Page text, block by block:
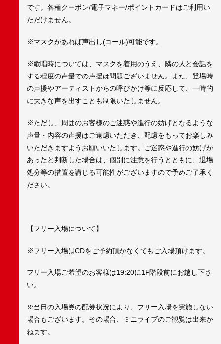
です。各種クーポン/電子マネー/ポイントカードはご利用い
ただけません。
※マスクがあれば声出し(コール)可能です。
※歌唱時については、マスクを着用のうえ、隣の人と会話を
する程度の声量での声援は問題ございません。また、登場時
の声援やアーティストからの呼びかけ等に反応して、一時的
に大きな声を出すことも制限いたしません。
※ただし、周囲のお客様のご迷惑や進行の妨げとなるような
声量・内容の声援はご遠慮いただき、配慮をもってお楽しみ
いただきますようお願いいたします。ご迷惑や進行の妨げが
あったと判断した場合は、個別に注意を行うとともに、退場
処分等の措置を講じる可能性がございますので予めご了承く
ださい。
【フリー入場について】
※フリー入場はCDをご予約頂かなくてもご入場頂けます。
フリー入場ご希望のお客様は19:20に1F階段前にお越し下さ
い。
※当日の入場券の配券状況により、フリー入場を実施しない
場合もございます。その場合、ミニライブのご観覧は出来か
ねます。